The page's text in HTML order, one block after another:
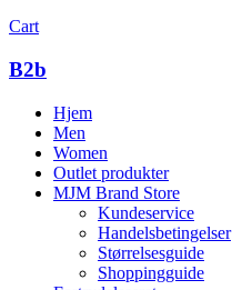
Cart
B2b
Hjem
Men
Women
Outlet produkter
MJM Brand Store
Kundeservice
Handelsbetingelser
Størrelsesguide
Shoppingguide